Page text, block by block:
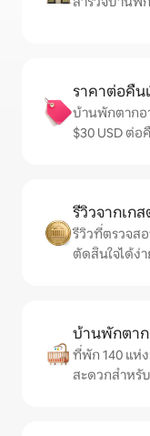
ราคาต่อคืน
บ้านพักตากอ
$30 USD ต่
รีวิวจากเก
รีวิวที่ตรวจส
ตัดสินใจได้ง่
บ้านพักตาก
ที่พัก 140 แห่
สะดวกสำหรั